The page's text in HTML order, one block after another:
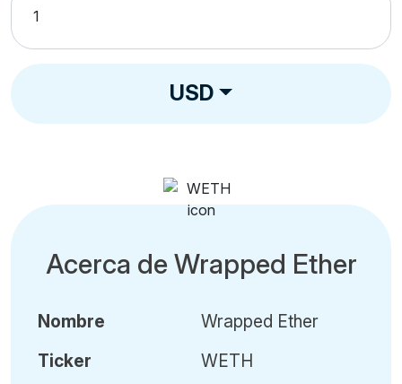
USD
Acerca de Wrapped Ether
Nombre
Ticker
Wrapped Ether
WETH